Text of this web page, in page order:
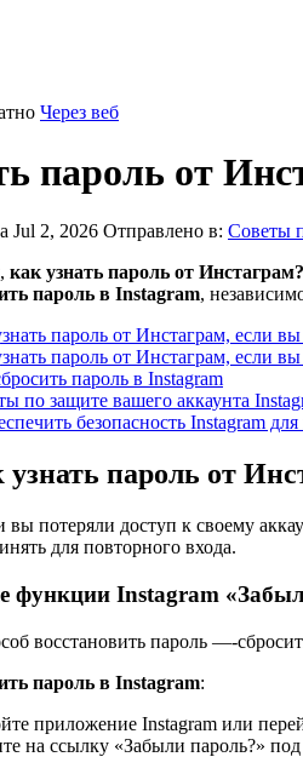
Через веб
пароль от
Jul 2, 2026 Отправлено в: Советы
как узнать пароль от Инстаграм?
пароль в Instagram,
пароль от Инстаграм, если
пароль от Инстаграм, если
пароль в Instagram
по защите вашего аккаунта
безопасность Instagram
узнать пароль от
вы потеряли доступ к своему
для повторного входа.
функции Instagram
восстановить пароль —-
пароль в Instagram:
приложение Instagram или
на ссылку «Забыли пароль?» под